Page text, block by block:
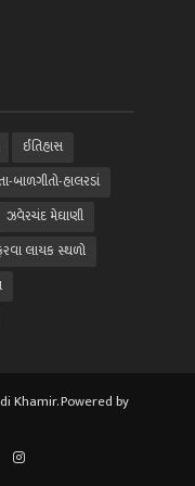
ઈતિહાસ
બાળગીતો-હાલરડાં
ઝવેરચંદ મેઘાણી
લાયક સ્થળો
Khamir. Powered by